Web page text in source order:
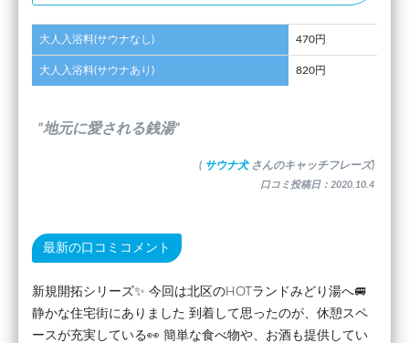
大人入浴料(サウナなし) 470円
大人入浴料(サウナあり) 820円
”地元に愛される銭湯”
( サウナ犬 さんのキャッチフレーズ)
口コミ投稿日：2020.10.4
最新の口コミコメント
新規開拓シリーズ✨ 今回は北区のHOTランドみどり湯へ🚐
静かな住宅街にありました 到着して思ったのが、休憩スペ
ースが充実している👀 簡単な食べ物や、お酒も提供してい